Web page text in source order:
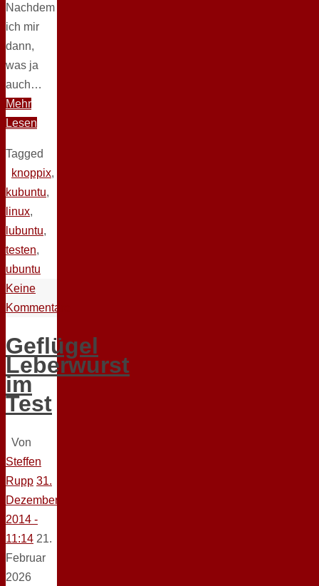
Nachdem
ich mir
dann,
was ja
auch…
Mehr
Lesen
Tagged
knoppix,
kubuntu,
linux,
lubuntu,
testen,
ubuntu
Keine
Kommentare
Geflügel
Leberwurst
im
Test
Von
Steffen
Rupp 31.
Dezember
2014 -
11:14 21.
Februar
2026